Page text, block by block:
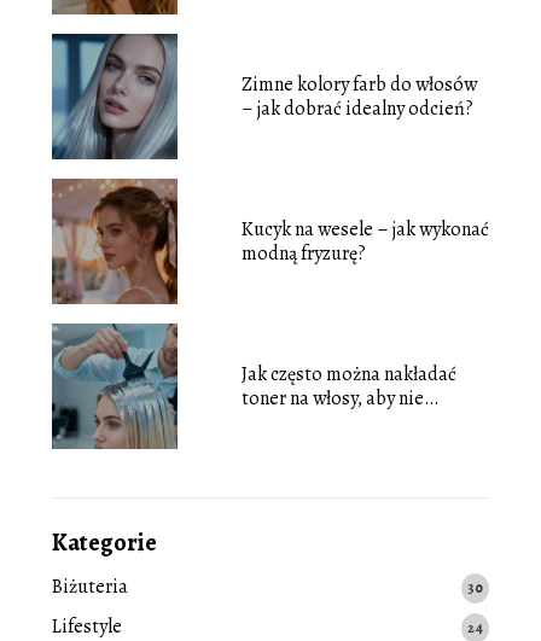
Zimne kolory farb do włosów
– jak dobrać idealny odcień?
Kucyk na wesele – jak wykonać
modną fryzurę?
Jak często można nakładać
toner na włosy, aby nie
Kategorie
Biżuteria 30
Lifestyle 24